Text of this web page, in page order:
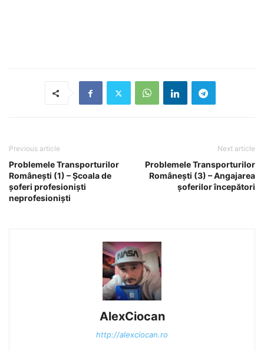
Previous article
Problemele Transporturilor
Românești (1) – Școala de
șoferi profesioniști
neprofesioniști
Next article
Problemele Transporturilor
Românești (3) – Angajarea
șoferilor începători
AlexCiocan
http://alexciocan.ro